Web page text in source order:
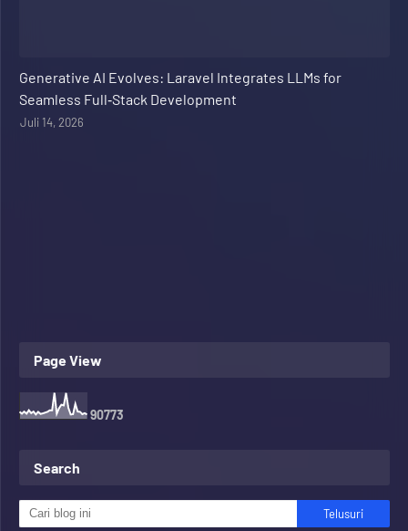
Generative AI Evolves: Laravel Integrates LLMs for
Seamless Full‑Stack Development
Juli 14, 2026
Page View
90773
Search